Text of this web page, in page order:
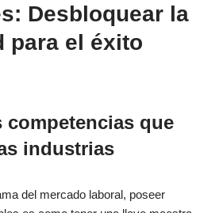
entrevista: La puerta del éxito
transferibles y tu pasión
de empleo o prácticas: Una
Desbloquear la
para el éxito
competencias que
industrias
del mercado laboral, poseer